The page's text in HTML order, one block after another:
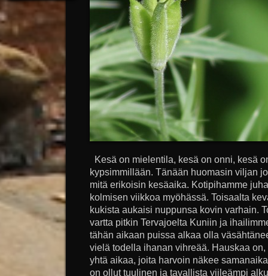
Kesä on mielentila, kesä on onni, kesä
kypsimmillään. Tänään huomasin viljan
mitä erikoisin kesäaika. Kotipihamme
kolmisen viikkoa myöhässä. Toisaalta
kukista aukaisi nuppunsa kovin varhain.
vartta pitkin Tervajoelta Kuniin ja
tähän aikaan puissa alkaa olla
vielä todella ihanan vihreää. Hauskaa
yhtä aikaa, joita harvoin näkee
on ollut tuulinen ja tavallista viileämpi